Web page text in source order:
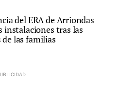
del ERA de Arriondas
instalaciones tras las
las familias